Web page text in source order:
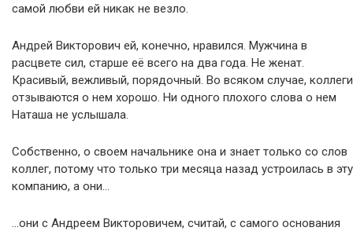
самой любви ей никак не везло.
Андрей Викторович ей, конечно, нравился. Мужчина в
расцвете сил, старше её всего на два года. Не женат.
Красивый, вежливый, порядочный. Во всяком случае, коллеги
отзываются о нем хорошо. Ни одного плохого слова о нем
Наташа не услышала.
Собственно, о своем начальнике она и знает только со слов
коллег, потому что только три месяца назад устроилась в эту
компанию, а они…
…они с Андреем Викторовичем, считай, с самого основания